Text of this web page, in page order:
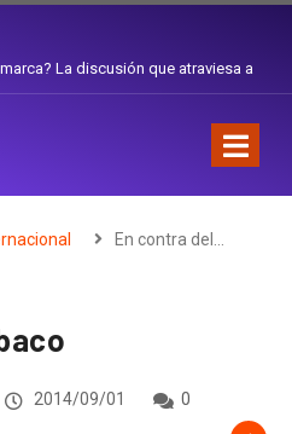
el sombrero en Corporación
En contra del…
2014/09/01
0